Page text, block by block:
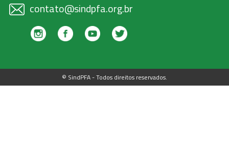
contato@sindpfa.org.br
© SindPFA - Todos direitos reservados.